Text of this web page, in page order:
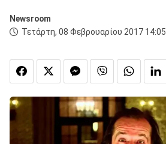
Newsroom
Τετάρτη, 08 Φεβρουαρίου 2017 14:05